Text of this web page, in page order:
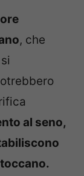
, che
al seno,